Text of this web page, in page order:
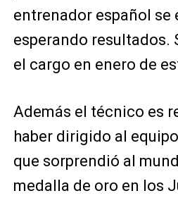
entrenador español se
esperando resultados.
el cargo en enero de
Además el técnico es
haber dirigido al
que sorprendió al
medalla de oro en los